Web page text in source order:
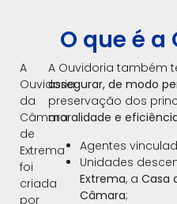
O que é a
A
Ouvidoria
da
Câmara
de
Extrema
foi
criada
por
A Ouvidoria também
assegurar, de modo
preservação dos
moralidade e
Agentes
Unidades
Extrema, aCasa
Câmara;